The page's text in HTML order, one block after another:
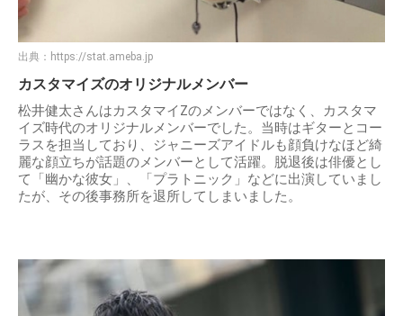
出典： https://stat.ameba.jp
カスタマイズのオリジナルメンバー
松井健太さんはカスタマイZのメンバーではなく、カスタマ
イズ時代のオリジナルメンバーでした。当時はギターとコー
ラスを担当しており、ジャニーズアイドルも顔負けなほど綺
麗な顔立ちが話題のメンバーとして活躍。脱退後は俳優とし
て「幽かな彼女」、「プラトニック」などに出演していまし
たが、その後事務所を退所してしまいました。